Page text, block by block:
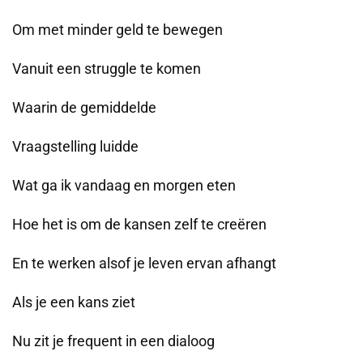
Om met minder geld te bewegen
Vanuit een struggle te komen
Waarin de gemiddelde
Vraagstelling luidde
Wat ga ik vandaag en morgen eten
Hoe het is om de kansen zelf te creëren
En te werken alsof je leven ervan afhangt
Als je een kans ziet
Nu zit je frequent in een dialoog